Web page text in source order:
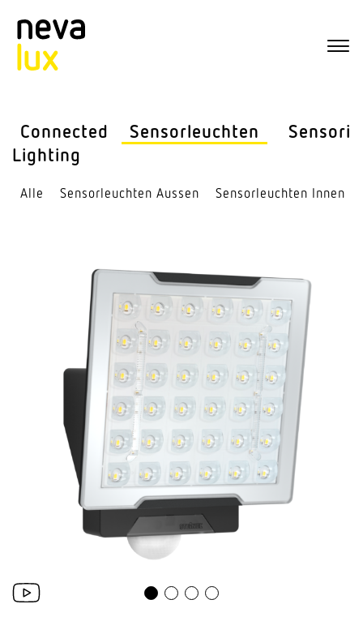
Connected
Lighting
Sensor­leuchten Sensorik
Alle Sensor­leuchten Aussen Sensor­leuchten Innen